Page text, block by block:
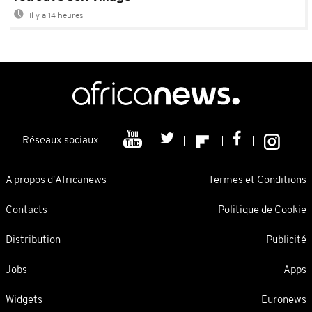
Il y a 14 heures
Réseaux sociaux
A propos d'Africanews Termes et Conditions
Contacts Politique de Cookie
Distribution Publicité
Jobs Apps
Widgets Euronews